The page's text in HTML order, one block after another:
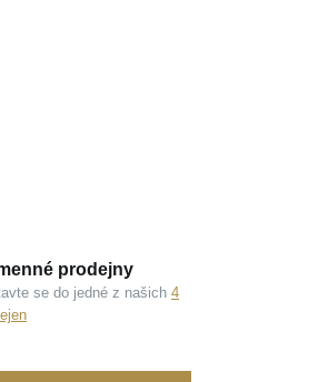
prodejny
se do jedné z našich 4